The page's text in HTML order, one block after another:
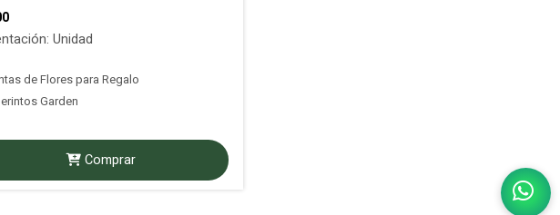
Unidad
de Flores para Regalo
Garden
Comprar